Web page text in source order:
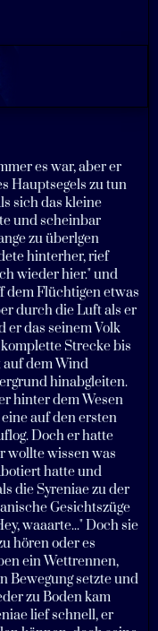
es war, aber er
Hauptsegels zu tun
sich das kleine
und scheinbar
zu überlgen
hinterher, rief
wieder hier." und
dem Flüchtigen etwas
durch die Luft als er
er das seinem Volk
Strecke bis
dem Wind
hinabgleiten.
hinter dem Wesen
auf den ersten
Doch er hatte
wollte wissen was
hatte und
die Syreniae zu der
Gesichtszüge
waaarte..." Doch sie
hören oder es
ein Wettrennen,
Bewegung setzte und
zu Boden kam
lief schnell, er